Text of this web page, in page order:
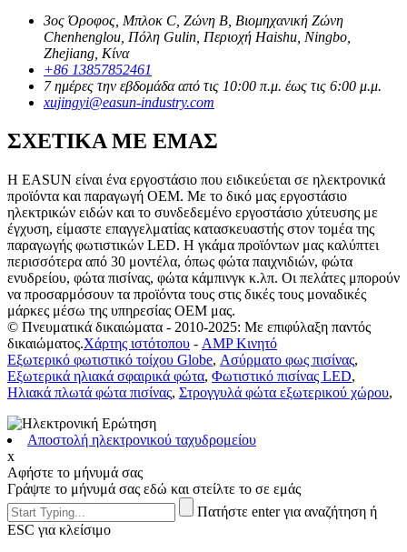
3ος Όροφος, Μπλοκ C, Ζώνη B, Βιομηχανική Ζώνη
Chenhenglou, Πόλη Gulin, Περιοχή Haishu, Ningbo,
Zhejiang, Κίνα
+86 13857852461
7 ημέρες την εβδομάδα από τις 10:00 π.μ. έως τις 6:00 μ.μ.
xujingyi@easun-industry.com
ΣΧΕΤΙΚΑ ΜΕ ΕΜΑΣ
Η EASUN είναι ένα εργοστάσιο που ειδικεύεται σε ηλεκτρονικά
προϊόντα και παραγωγή OEM. Με το δικό μας εργοστάσιο
ηλεκτρικών ειδών και το συνδεδεμένο εργοστάσιο χύτευσης με
έγχυση, είμαστε επαγγελματίας κατασκευαστής στον τομέα της
παραγωγής φωτιστικών LED. Η γκάμα προϊόντων μας καλύπτει
περισσότερα από 30 μοντέλα, όπως φώτα παιχνιδιών, φώτα
ενυδρείου, φώτα πισίνας, φώτα κάμπινγκ κ.λπ. Οι πελάτες μπορούν
να προσαρμόσουν τα προϊόντα τους στις δικές τους μοναδικές
μάρκες μέσω της υπηρεσίας OEM μας.
© Πνευματικά δικαιώματα - 2010-2025: Με επιφύλαξη παντός
δικαιώματος.Χάρτης ιστότοπου - AMP Κινητό
Εξωτερικό φωτιστικό τοίχου Globe, Ασύρματο φως πισίνας,
Εξωτερικά ηλιακά σφαιρικά φώτα, Φωτιστικό πισίνας LED,
Ηλιακά πλωτά φώτα πισίνας, Στρογγυλά φώτα εξωτερικού χώρου,
Αποστολή ηλεκτρονικού ταχυδρομείου
x
Αφήστε το μήνυμά σας
Γράψτε το μήνυμά σας εδώ και στείλτε το σε εμάς
Πατήστε enter για αναζήτηση ή
ESC για κλείσιμο